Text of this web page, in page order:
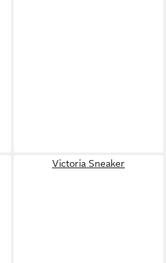
Victoria Sneaker